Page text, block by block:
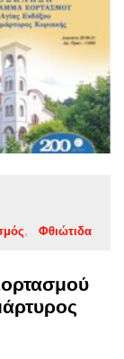
Φθιώτιδα